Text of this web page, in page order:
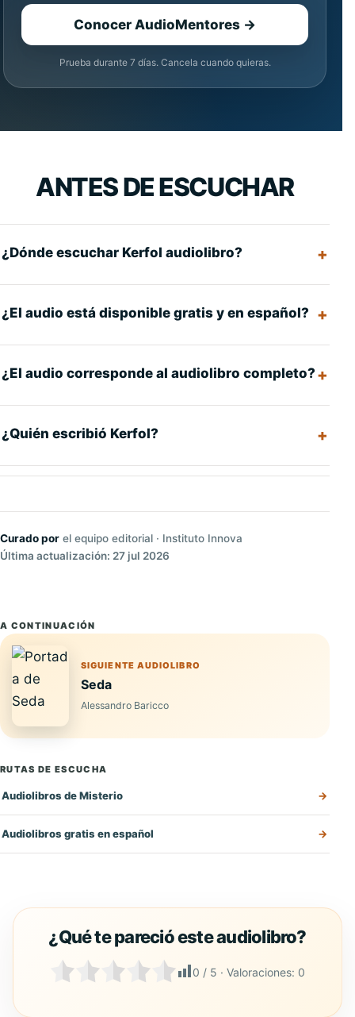
Conocer AudioMentores →
Prueba durante 7 días. Cancela cuando quieras.
ANTES DE ESCUCHAR
¿Dónde escuchar Kerfol audiolibro?
¿El audio está disponible gratis y en español?
¿El audio corresponde al audiolibro completo?
¿Quién escribió Kerfol?
Curado por el equipo editorial · Instituto Innova
Última actualización: 27 jul 2026
A CONTINUACIÓN
SIGUIENTE AUDIOLIBRO
Seda
Alessandro Baricco
RUTAS DE ESCUCHA
Audiolibros de Misterio
Audiolibros gratis en español
0 / 5 · Valoraciones: 0